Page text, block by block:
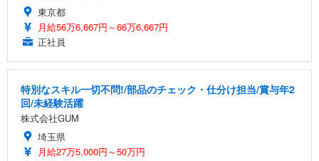
東京都
月給56万6,667円～66万6,667円
正社員
特別なスキル一切不問!/部品のチェック・仕分け担当/賞与年2
回/未経験活躍
株式会社GUM
埼玉県
月給27万5,000円～50万円